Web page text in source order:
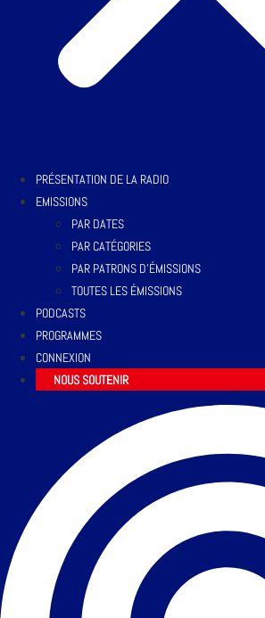
PRÉSENTATION DE LA RADIO
EMISSIONS
PAR DATES
PAR CATÉGORIES
PAR PATRONS D’ÉMISSIONS
TOUTES LES ÉMISSIONS
PODCASTS
PROGRAMMES
CONNEXION
NOUS SOUTENIR